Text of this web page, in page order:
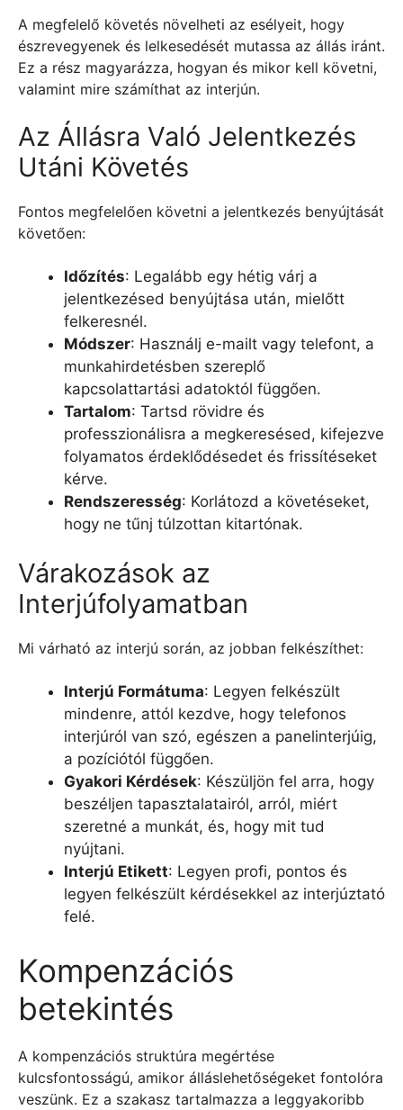
A megfelelő követés növelheti az esélyeit, hogy
észrevegyenek és lelkesedését mutassa az állás iránt.
Ez a rész magyarázza, hogyan és mikor kell követni,
valamint mire számíthat az interjún.
Az Állásra Való Jelentkezés
Utáni Követés
Fontos megfelelően követni a jelentkezés benyújtását
követően:
Időzítés: Legalább egy hétig várj a
jelentkezésed benyújtása után, mielőtt
felkeresnél.
Módszer: Használj e-mailt vagy telefont, a
munkahirdetésben szereplő
kapcsolattartási adatoktól függően.
Tartalom: Tartsd rövidre és
professzionálisra a megkeresésed, kifejezve
folyamatos érdeklődésedet és frissítéseket
kérve.
Rendszeresség: Korlátozd a követéseket,
hogy ne tűnj túlzottan kitartónak.
Várakozások az
Interjúfolyamatban
Mi várható az interjú során, az jobban felkészíthet:
Interjú Formátuma: Legyen felkészült
mindenre, attól kezdve, hogy telefonos
interjúról van szó, egészen a panelinterjúig,
a pozíciótól függően.
Gyakori Kérdések: Készüljön fel arra, hogy
beszéljen tapasztalatairól, arról, miért
szeretné a munkát, és, hogy mit tud
nyújtani.
Interjú Etikett: Legyen profi, pontos és
legyen felkészült kérdésekkel az interjúztató
felé.
Kompenzációs
betekintés
A kompenzációs struktúra megértése
kulcsfontosságú, amikor álláslehetőségeket fontolóra
veszünk. Ez a szakasz tartalmazza a leggyakoribb